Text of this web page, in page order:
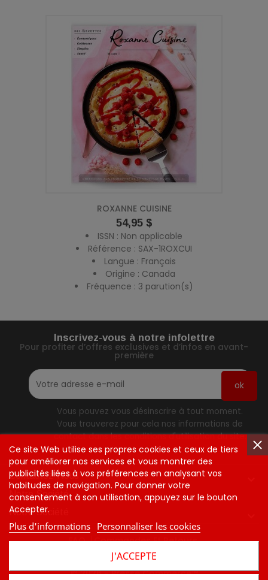
ROXANNE CUISINE
Prix
54,95 $
ISSN : Non applicable
Référence : SAX-1ROXCUI
Langue : Français
Origine : Canada
Fréquence : 3 parution(s)
Inscrivez-vous à notre infolettre
Pour profiter d’offres exclusives et d’infos en avant-
première
Vous pouvez vous désinscrire à tout moment.
Vous trouverez pour cela nos informations de
contact dans les conditions d'utilisation du site.
Contactez-Nous
Notre Société
Notre Société
Ce site Web utilise ses propres cookies et ceux de tiers
pour améliorer nos services et vous montrer des
publicités liées à vos préférences en analysant vos
habitudes de navigation. Pour donner votre
consentement à son utilisation, appuyez sur le bouton
Accepter.
Plus d'informations Personnaliser les cookies
J'ACCEPTE
FAQ
Commandes Et Retours
Tarifs Et Politique D'expédition
© 2026 - Presse Commerce™